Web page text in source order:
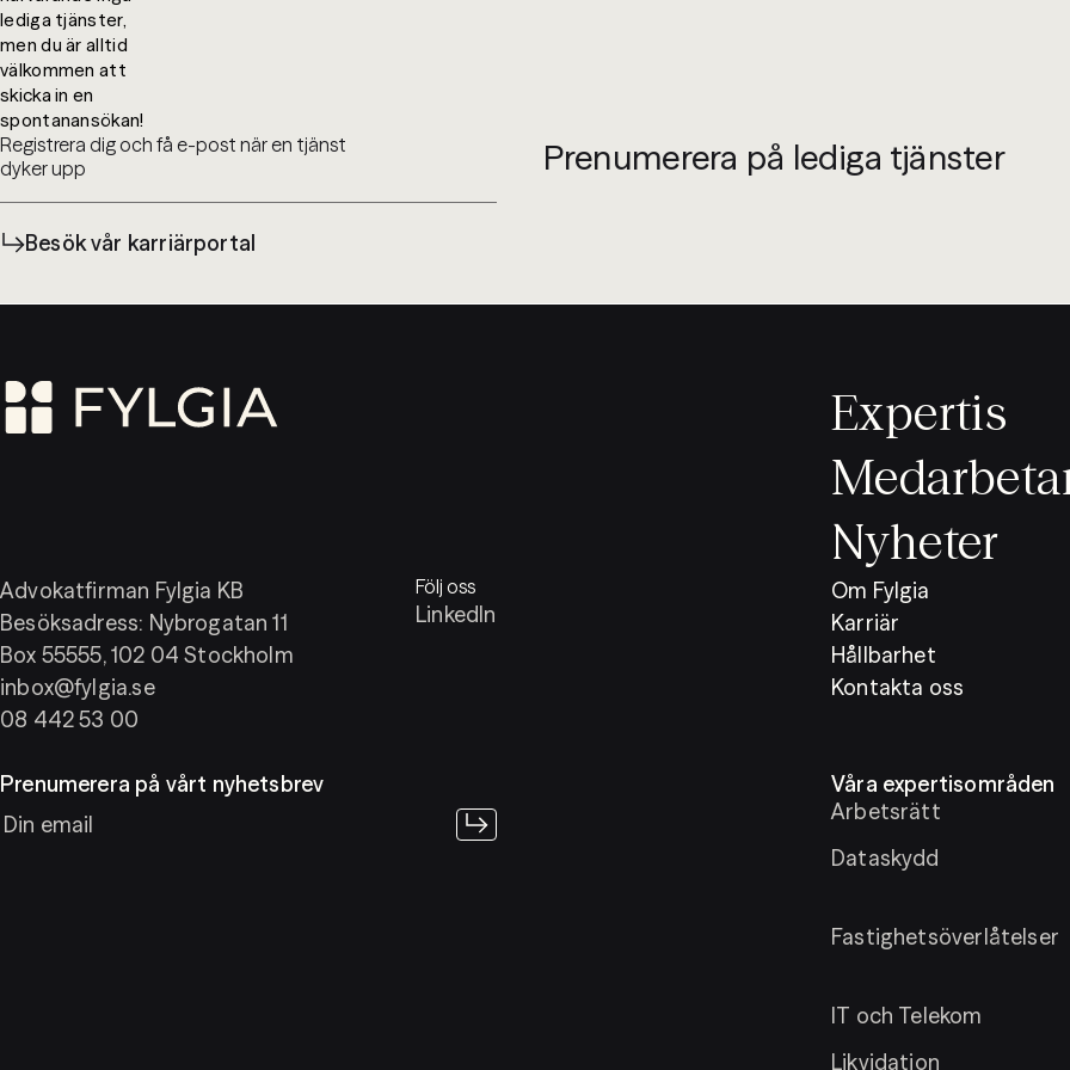
lediga tjänster,
men du är alltid
välkommen att
skicka in en
spontanansökan!
Registrera dig och få e-post när en tjänst
dyker upp
Prenumerera på lediga tjänster
Besök vår karriärportal
Expertis
Nyheter
Advokatfirman Fylgia KB
Besöksadress: Nybrogatan 11
Box 55555, 102 04 Stockholm
inbox@fylgia.se
08 442 53 00
Följ oss
LinkedIn
Om Fylgia
Karriär
Hållbarhet
Kontakta oss
Prenumerera på vårt nyhetsbrev
Våra expertisområden
Arbetsrätt
Dataskydd
Fastighetsöverlåtelser
IT och Telekom
Likvidation